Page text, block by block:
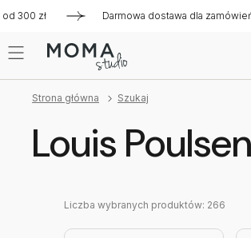
zł Darmowa dostawa dla zamówień od
Strona główna Szukaj
Louis Poulsen
Liczba wybranych produktów: 266